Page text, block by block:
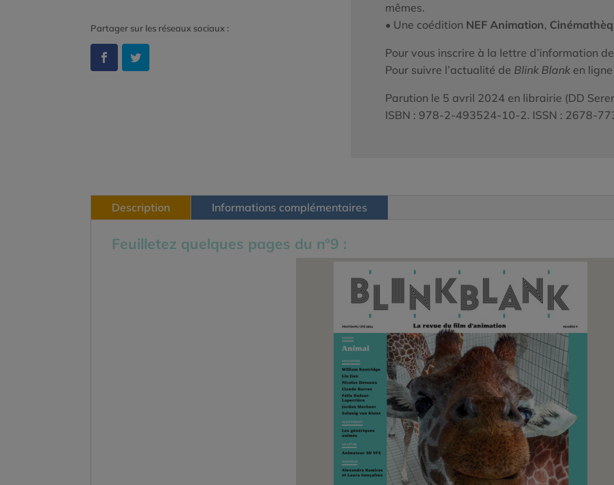
Partager sur les réseaux sociaux :
mêmes.
• Une coédition NEF Animation,
Pour vous inscrire à la lettre d’information
Pour suivre l’actualité de Blink Blanken ligne
Parution le 5 avril 2024 en librairie (DD
ISBN : 978-2-493524-10-2. ISSN : 2678-
Description Informations complémentaires
Feuilletez quelques pages du n°9 :